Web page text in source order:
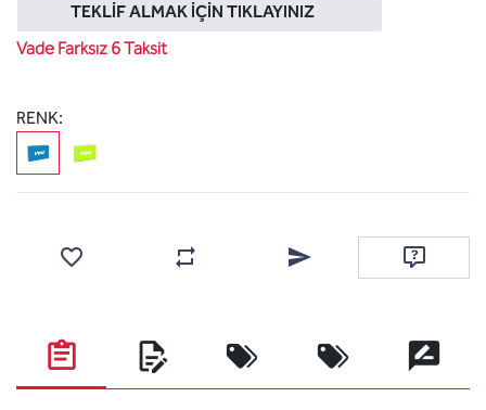
TEKLIF ALMAK İÇIN TIKLAYINIZ
Vade Farksız 6 Taksit
RENK:
Karşılaştırma listesine ekleArkadaşına e-posta ile
Soru sor